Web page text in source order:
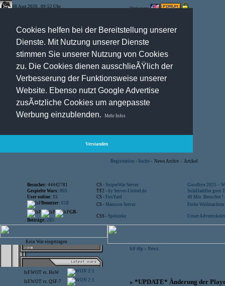
Cookies helfen bei der Bereitstellung unserer
Dienste. Mit Nutzung unserer Dienste
stimmen Sie unserer Nutzung von Cookies
zu. Die Cookies dienen ausschlieÃŸlich der
Verbesserung der Funktionsweise unserer
Website. Ebenso nutzt Google Advertise
zusÃ¤tzliche Cookies um angepasste
Werbung einzublenden.
Mehr Infos
Verstanden
08.Aug.2026 , 09:52 Uhr Optionen:
Registration - Suche - News Archiv - Artikel
Besucher: 44442781 CS - SniperWar Server
Goodbye 2025 –
Gespielte Wars: 803 TF2 - by Server-United.de
SofaDaddler goes
User online: 15 CS - FunYard
40 Mio. Beuscher
Benutzer: 618 CS - Mansion Server
Frohe
GB-
Beiträge: 285
CSS - Spelunke Unser
Kein War eingetragen
IsF.WOT vs. HoW 2:1
IsF.WOT vs. QSF-7 2:1
IsF-Hp > News
» *UPDATE* Änderung der